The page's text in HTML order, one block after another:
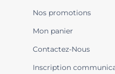
Nos promotions
Mon panier
Contactez-Nous
Inscription